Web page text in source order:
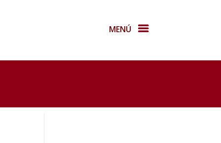
MENÚ